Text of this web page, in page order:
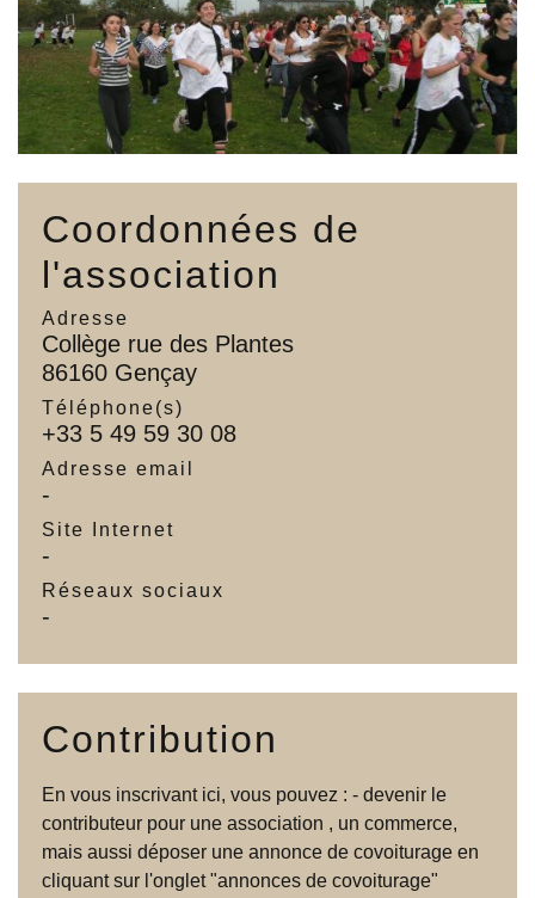
Coordonnées de
l'association
Adresse
Collège rue des Plantes
86160 Gençay
Téléphone(s)
+33 5 49 59 30 08
Adresse email
-
Site Internet
-
Réseaux sociaux
-
Contribution
En vous inscrivant ici, vous pouvez : - devenir le
contributeur pour une association , un commerce,
mais aussi déposer une annonce de covoiturage en
cliquant sur l'onglet "annonces de covoiturage"